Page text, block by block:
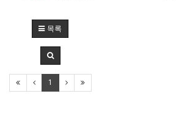
목록
1